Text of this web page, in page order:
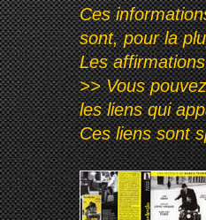
Ces
sont, pour la
Les
>> Vous
les liens qui
Ces liens sont